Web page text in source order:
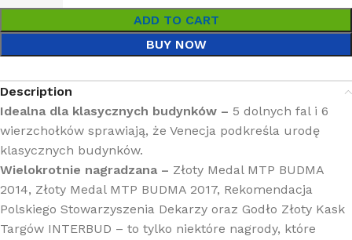
ADD TO CART
BUY NOW
Description
Idealna dla klasycznych budynków – 5 dolnych fal i 6
wierzchołków sprawiają, że Venecja podkreśla urodę
klasycznych budynków.
Wielokrotnie nagradzana – Złoty Medal MTP BUDMA
2014, Złoty Medal MTP BUDMA 2017, Rekomendacja
Polskiego Stowarzyszenia Dekarzy oraz Godło Złoty Kask
Targów INTERBUD – to tylko niektóre nagrody, które